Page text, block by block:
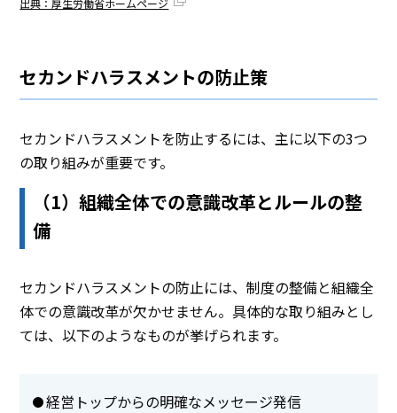
セカンドハラスメントの防止策
セカンドハラスメントを防止するには、主に以下の3つ
の取り組みが重要です。
（1）組織全体での意識改革とルールの整
備
セカンドハラスメントの防止には、制度の整備と組織全
体での意識改革が欠かせません。具体的な取り組みとし
ては、以下のようなものが挙げられます。
経営トップからの明確なメッセージ発信